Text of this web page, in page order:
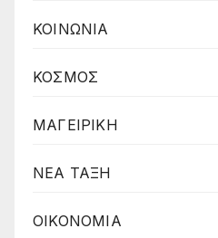
ΚΟΙΝΩΝΙΑ
ΚΟΣΜΟΣ
ΜΑΓΕΙΡΙΚΗ
ΝΕΑ ΤΑΞΗ
ΟΙΚΟΝΟΜΙΑ